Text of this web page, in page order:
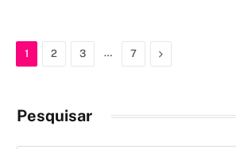
1 2 3 … 7 Next
Pesquisar